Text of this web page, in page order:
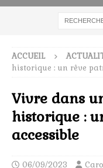
ACCUEIL
historique : un rêve
Vivre dans
historique :
accessible
06/09/2023